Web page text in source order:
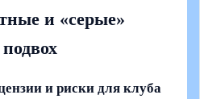
и «серые»
и риски для клуба